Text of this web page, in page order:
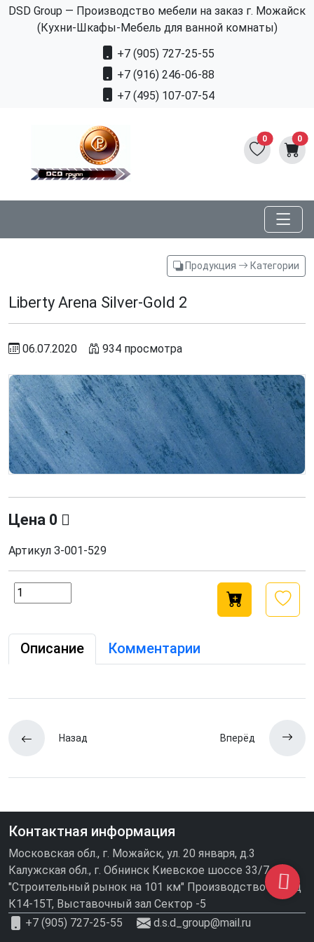
DSD Group — Производство мебели на заказ г. Можайск
(Кухни-Шкафы-Мебель для ванной комнаты)
+7 (905) 727-25-55
+7 (916) 246-06-88
+7 (495) 107-07-54
0 0
Продукция Категории
Liberty Arena Silver-Gold 2
06.07.2020 934 просмотра
Цена 0
Артикул З-001-529
Описание Комментарии
Назад Вперёд
Контактная информация
Московская обл., г. Можайск, ул. 20 января, д.3
Калужская обл., г. Обнинск Киевское шоссе 33/7
"Строительный рынок на 101 км" Производство\склад
К14-15Т, Выставочный зал Сектор -5
+7 (905) 727-25-55
d.s.d_group@mail.ru